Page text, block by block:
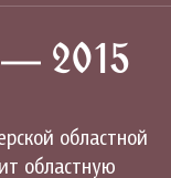
— 2015
областной
областную